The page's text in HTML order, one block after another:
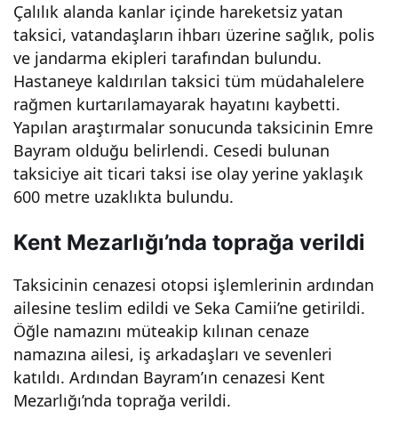
Çalılık alanda kanlar içinde hareketsiz yatan
taksici, vatandaşların ihbarı üzerine sağlık, polis
ve jandarma ekipleri tarafından bulundu.
Hastaneye kaldırılan taksici tüm müdahalelere
rağmen kurtarılamayarak hayatını kaybetti.
Yapılan araştırmalar sonucunda taksicinin Emre
Bayram olduğu belirlendi. Cesedi bulunan
taksiciye ait ticari taksi ise olay yerine yaklaşık
600 metre uzaklıkta bulundu.
Kent Mezarlığı’nda toprağa verildi
Taksicinin cenazesi otopsi işlemlerinin ardından
ailesine teslim edildi ve Seka Camii’ne getirildi.
Öğle namazını müteakip kılınan cenaze
namazına ailesi, iş arkadaşları ve sevenleri
katıldı. Ardından Bayram’ın cenazesi Kent
Mezarlığı’nda toprağa verildi.
son
yolc
uluğ
una
dı